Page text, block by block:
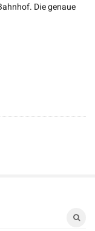
Die genaue